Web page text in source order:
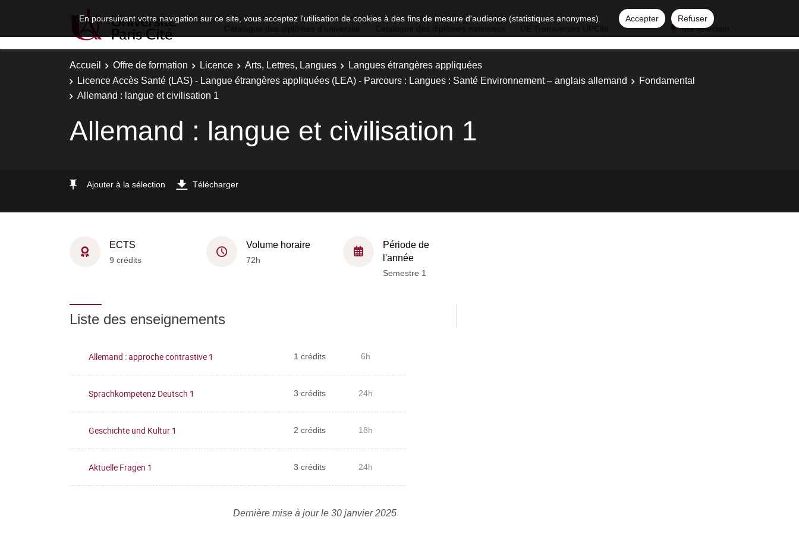
En poursuivant votre navigation sur ce site, vous acceptez l'utilisation de cookies à des fins de mesure d'audience (statistiques anonymes). Accepter
Refuser
Ma sélection
Accueil Offre de formation Licence Arts, Lettres, Langues
Langues étrangères appliquées
Licence Accès Santé (LAS) - Langue étrangères appliquées (LEA) - Parcours : Langues : Santé Environnement – anglais allemand
Fondamental
Allemand : langue et civilisation 1
Allemand : langue et civilisation 1
Ajouter à la sélection Télécharger
ECTS
9 crédits
Volume horaire
72h
Période de
l'année
Semestre 1
Liste des enseignements
Allemand : approche contrastive 1 1 crédits 6h
Sprachkompetenz Deutsch 1 3 crédits 24h
Geschichte und Kultur 1 2 crédits 18h
Aktuelle Fragen 1 3 crédits 24h
Dernière mise à jour le 30 janvier 2025